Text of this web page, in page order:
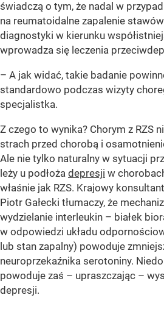
świadczą o tym, że nadal w
na reumatoidalne zapalenie
diagnostyki w kierunku
wprowadza się leczenia
– A jak widać, takie badanie
standardowo podczas wizyty
specjalistka.
Z czego to wynika? Chorym z RZS
strach przed chorobą i
Ale nie tylko naturalny w sytuacji
leży u podłoża depresji w
właśnie jak RZS. Krajowy
Piotr Gałecki tłumaczy, że
wydzielanie interleukin – białek
w odpowiedzi układu
lub stan zapalny) powoduje
neuroprzekaźnika serotoniny.
powoduje zaś – upraszczając –
depresji.